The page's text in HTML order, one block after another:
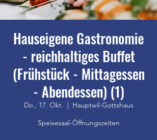
Hauseigene Gastronomie
- reichhaltiges Buffet
(Frühstück - Mittagessen
- Abendessen) (1)
Do., 17. Okt.
  |
Hauptwil-Gottshaus
Speisesaal-Öffnungszeiten